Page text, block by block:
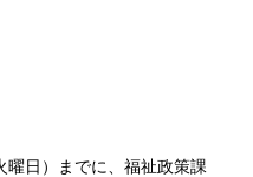
日）までに、福祉政策課